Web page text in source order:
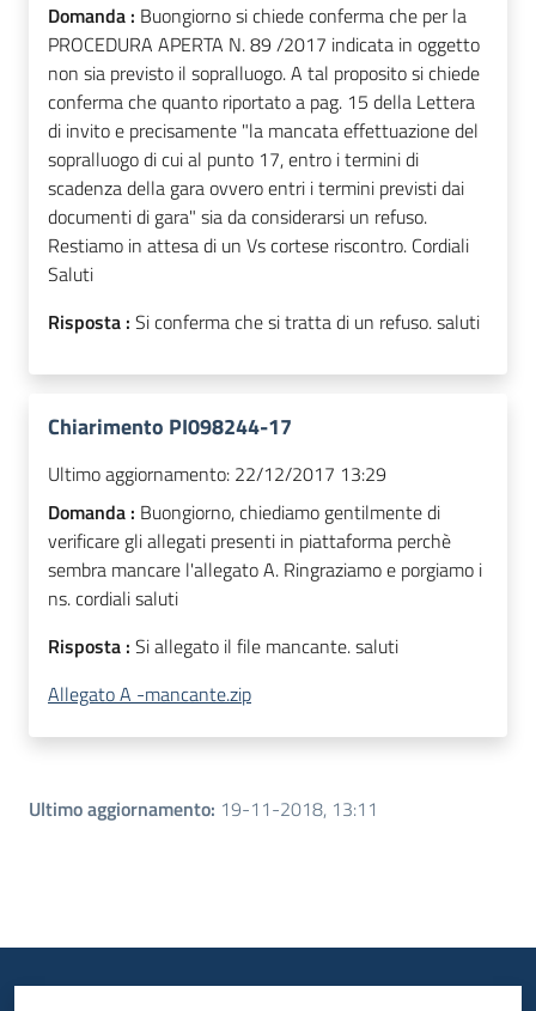
Domanda : Buongiorno si chiede conferma che per la
PROCEDURA APERTA N. 89 /2017 indicata in oggetto
non sia previsto il sopralluogo. A tal proposito si chiede
conferma che quanto riportato a pag. 15 della Lettera
di invito e precisamente "la mancata effettuazione del
sopralluogo di cui al punto 17, entro i termini di
scadenza della gara ovvero entri i termini previsti dai
documenti di gara" sia da considerarsi un refuso.
Restiamo in attesa di un Vs cortese riscontro. Cordiali
Saluti
Risposta : Si conferma che si tratta di un refuso. saluti
Chiarimento PI098244-17
Ultimo aggiornamento: 22/12/2017 13:29
Domanda : Buongiorno, chiediamo gentilmente di
verificare gli allegati presenti in piattaforma perchè
sembra mancare l'allegato A. Ringraziamo e porgiamo i
ns. cordiali saluti
Risposta : Si allegato il file mancante. saluti
Allegato A -mancante.zip
Ultimo aggiornamento: 19-11-2018, 13:11